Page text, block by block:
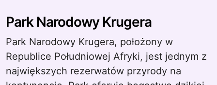
Park Narodowy Krugera
Park Narodowy Krugera, położony w
Republice Południowej Afryki, jest jednym z
największych rezerwatów przyrody na